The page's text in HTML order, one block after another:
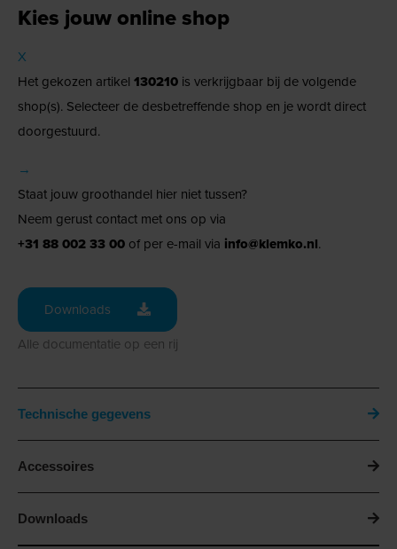
Kies jouw online shop
X
Het gekozen artikel 130210 is verkrijgbaar bij de volgende
shop(s). Selecteer de desbetreffende shop en je wordt direct
doorgestuurd.
→
Staat jouw groothandel hier niet tussen?
Neem gerust contact met ons op via
+31 88 002 33 00 of per e-mail via info@klemko.nl.
Downloads
Alle documentatie op een rij
Technische gegevens
Accessoires
Downloads